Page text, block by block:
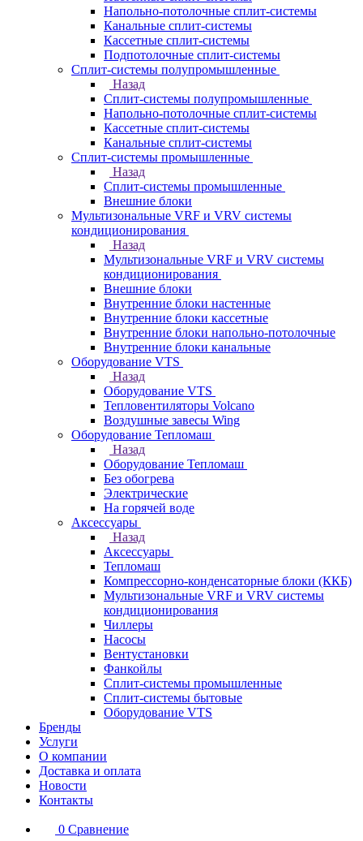
Напольно-потолочные сплит-системы
Канальные сплит-системы
Кассетные сплит-системы
Подпотолочные сплит-системы
Сплит-системы полупромышленные
Назад
Сплит-системы полупромышленные
Напольно-потолочные сплит-системы
Кассетные сплит-системы
Канальные сплит-системы
Сплит-системы промышленные
Назад
Сплит-системы промышленные
Внешние блоки
Мультизональные VRF и VRV системы
кондиционирования
Назад
Мультизональные VRF и VRV системы
кондиционирования
Внешние блоки
Внутренние блоки настенные
Внутренние блоки кассетные
Внутренние блоки напольно-потолочные
Внутренние блоки канальные
Оборудование VTS
Назад
Оборудование VTS
Тепловентиляторы Volcano
Воздушные завесы Wing
Оборудование Тепломаш
Назад
Оборудование Тепломаш
Без обогрева
Электрические
На горячей воде
Аксессуары
Назад
Аксессуары
Тепломаш
Компрессорно-конденсаторные блоки (ККБ)
Мультизональные VRF и VRV системы
кондиционирования
Чиллеры
Насосы
Вентустановки
Фанкойлы
Сплит-системы промышленные
Сплит-системы бытовые
Оборудование VTS
Бренды
Услуги
О компании
Доставка и оплата
Новости
Контакты
0 Сравнение